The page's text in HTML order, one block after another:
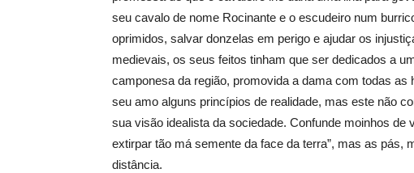
seu cavalo de nome Rocinante e o escudeiro num
oprimidos, salvar donzelas em perigo e ajudar os
medievais, os seus feitos tinham que ser dedicados a
camponesa da região, promovida a dama com todas
seu amo alguns princípios de realidade, mas este não
sua visão idealista da sociedade. Confunde moinhos
extirpar tão má semente da face da terra”, mas as pás,
distância.